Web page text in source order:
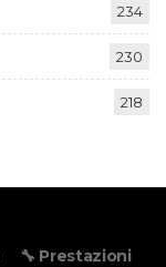
234
230
218
🔧 Prestazioni